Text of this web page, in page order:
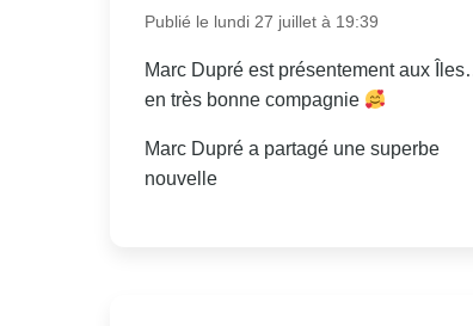
Publié le lundi 27 juillet à 19:39
Marc Dupré est présentement aux
en très bonne compagnie
Marc Dupré a partagé une superbe
nouvelle